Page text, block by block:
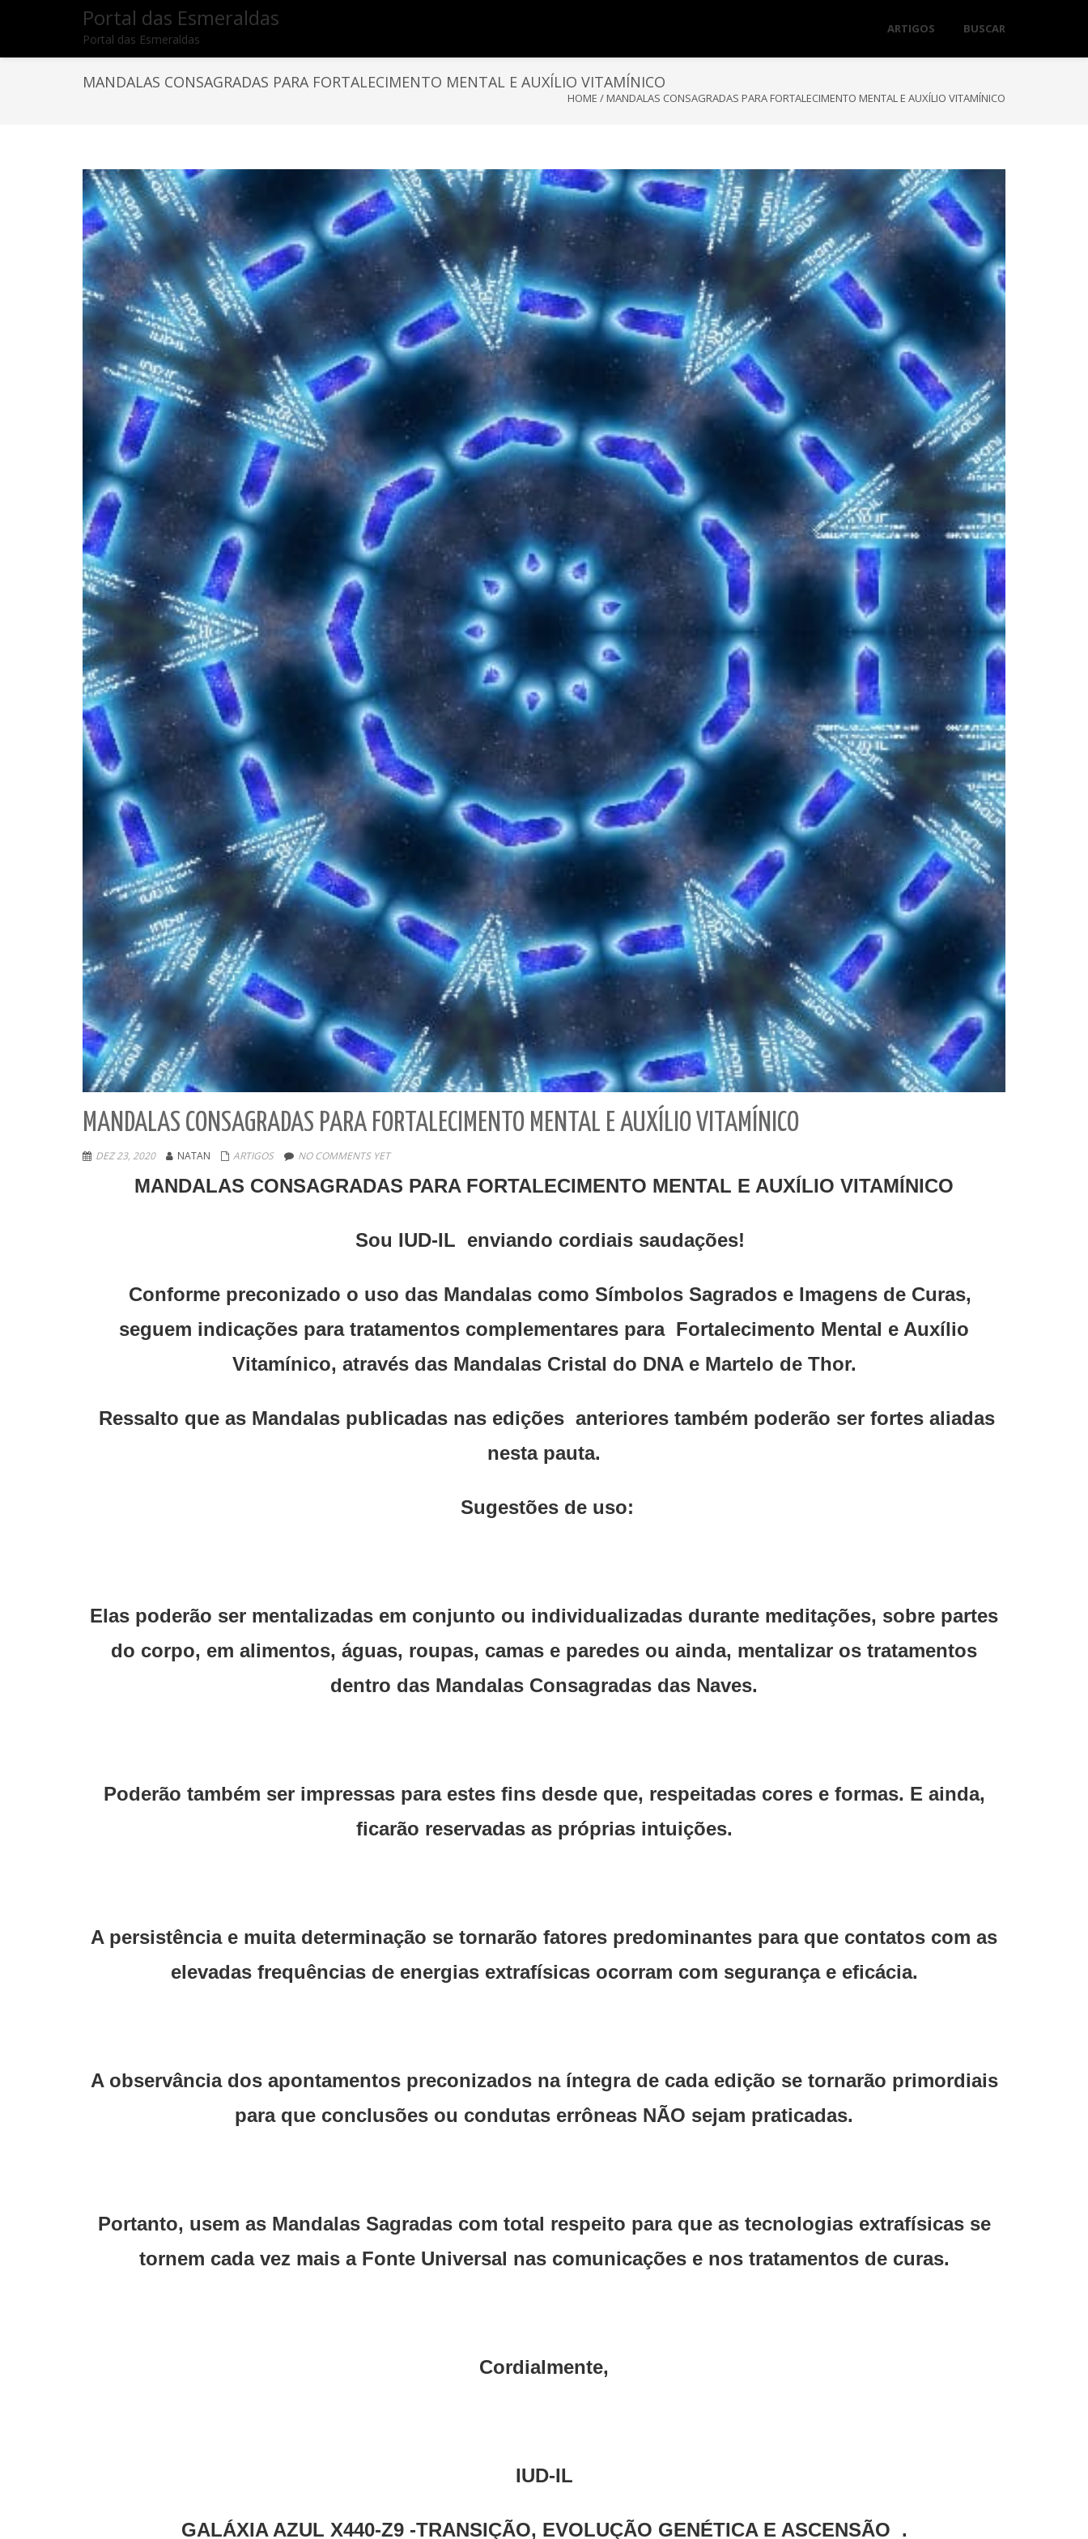
Portal das Esmeraldas
Portal das Esmeraldas
ARTIGOS BUSCAR
MANDALAS CONSAGRADAS PARA FORTALECIMENTO MENTAL E AUXÍLIO VITAMÍNICO
HOME / MANDALAS CONSAGRADAS PARA FORTALECIMENTO MENTAL E AUXÍLIO VITAMÍNICO
MANDALAS CONSAGRADAS PARA FORTALECIMENTO MENTAL E AUXÍLIO VITAMÍNICO
DEZ 23, 2020 NATAN ARTIGOS NO COMMENTS YET
MANDALAS CONSAGRADAS PARA FORTALECIMENTO MENTAL E AUXÍLIO VITAMÍNICO
Sou IUD-IL enviando cordiais saudações!
Conforme preconizado o uso das Mandalas como Símbolos Sagrados e Imagens de Curas,
seguem indicações para tratamentos complementares para Fortalecimento Mental e Auxílio
Vitamínico, através das Mandalas Cristal do DNA e Martelo de Thor.
Ressalto que as Mandalas publicadas nas edições anteriores também poderão ser fortes aliadas
nesta pauta.
Sugestões de uso:
Elas poderão ser mentalizadas em conjunto ou individualizadas durante meditações, sobre partes
do corpo, em alimentos, águas, roupas, camas e paredes ou ainda, mentalizar os tratamentos
dentro das Mandalas Consagradas das Naves.
Poderão também ser impressas para estes fins desde que, respeitadas cores e formas. E ainda,
ficarão reservadas as próprias intuições.
A persistência e muita determinação se tornarão fatores predominantes para que contatos com as
elevadas frequências de energias extrafísicas ocorram com segurança e eficácia.
A observância dos apontamentos preconizados na íntegra de cada edição se tornarão primordiais
para que conclusões ou condutas errôneas NÃO sejam praticadas.
Portanto, usem as Mandalas Sagradas com total respeito para que as tecnologias extrafísicas se
tornem cada vez mais a Fonte Universal nas comunicações e nos tratamentos de curas.
Cordialmente,
IUD-IL
GALÁXIA AZUL X440-Z9 -TRANSIÇÃO, EVOLUÇÃO GENÉTICA E ASCENSÃO .